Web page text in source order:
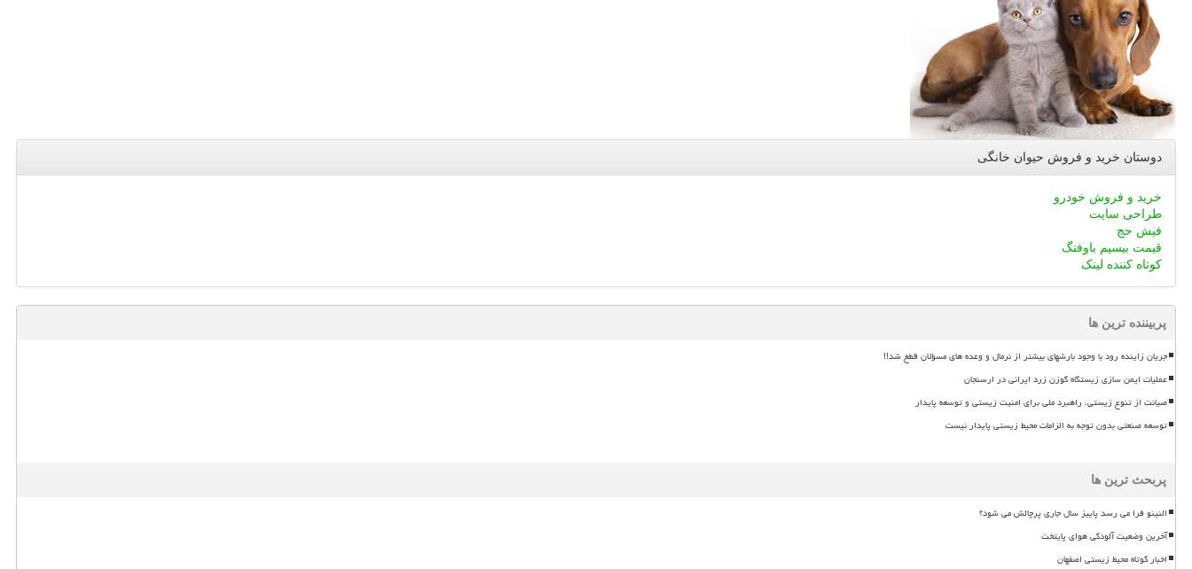
دوستان خرید و فروش حیوان خانگی
خرید و فروش خودرو
طراحی سایت
فیش حج
قیمت بیسیم باوفنگ
کوتاه کننده لینک
پربیننده ترین ها
جریان زاینده رود با وجود بارشهای بیشتر از نرمال و وعده های مسؤلان قطع شد!!
عملیات ایمن سازی زیستگاه گوزن زرد ایرانی در ارسنجان
صیانت از تنوع زیستی، راهبرد ملی برای امنیت زیستی و توسعه پایدار
توسعه صنعتی بدون توجه به الزامات محیط زیستی پایدار نیست
پربحث ترین ها
النینو فرا می رسد پاییز سال جاری پرچالش می شود؟
آخرین وضعیت آلودگی هوای پایتخت
اخبار کوتاه محیط زیستی اصفهان